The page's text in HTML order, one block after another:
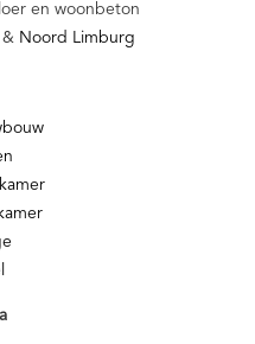
en woonbeton
& Noord Limburg